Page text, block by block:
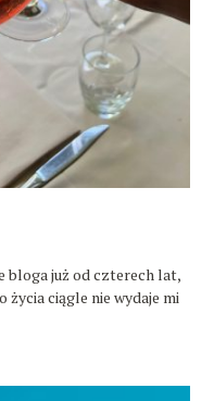
bloga już od czterech lat,
życia ciągle nie wydaje mi